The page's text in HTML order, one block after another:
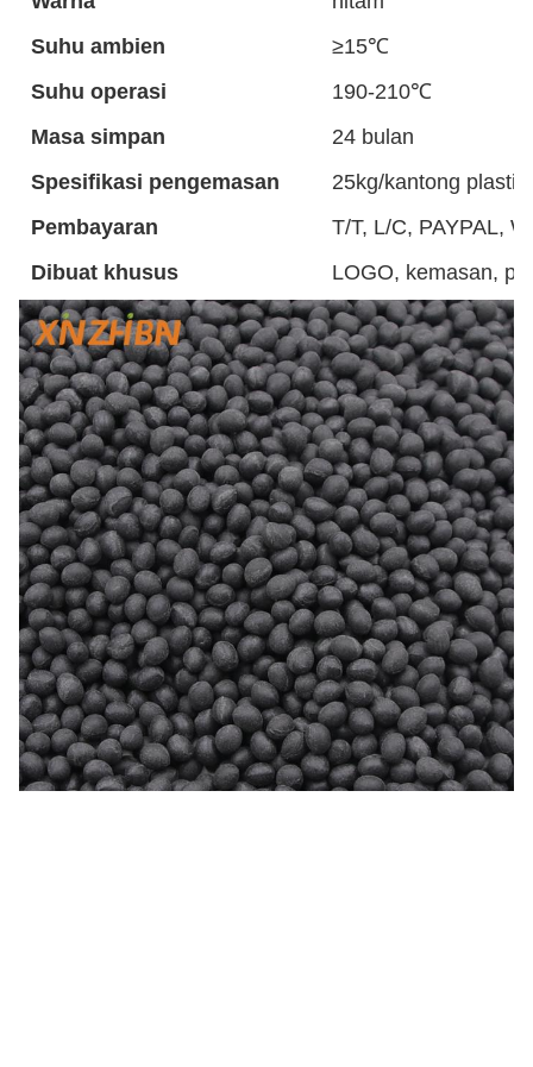
Suhu ambien
≥15℃
Suhu operasi
190-210℃
Masa simpan
24 bulan
Spesifikasi pengemasan
25kg/kantong plastik
Pembayaran
T/T, L/C, PAYPAL,
Dibuat khusus
LOGO, kemasan,